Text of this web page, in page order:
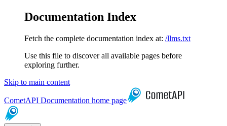
Documentation Index
Fetch the complete documentation index at: /llms.txt
Use this file to discover all available pages before
exploring further.
Skip to main content
CometAPI Documentation home page